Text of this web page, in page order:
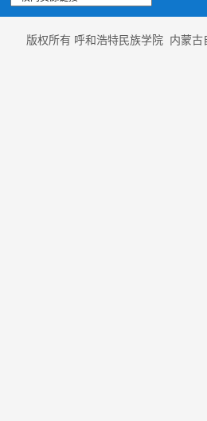
版权所有 呼和浩特民族学院 内蒙